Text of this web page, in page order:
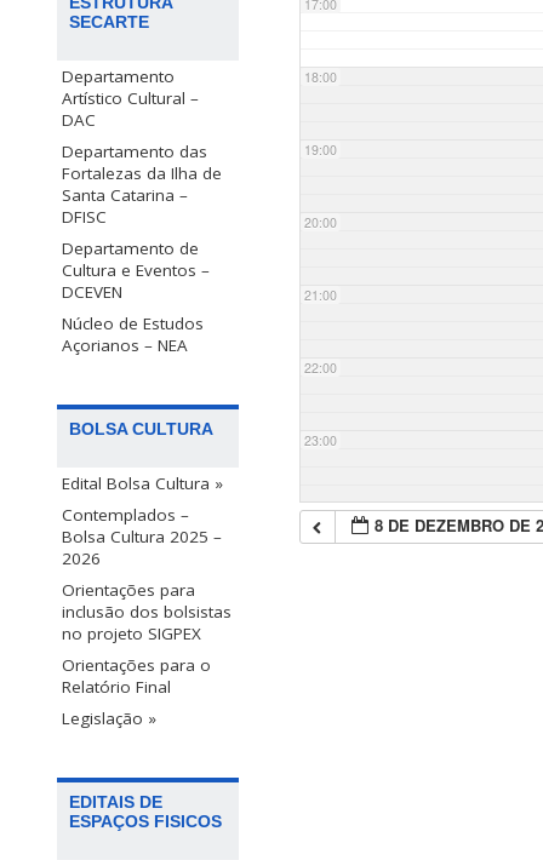
SECARTE
Departamento
Artístico Cultural –
DAC
Departamento das
Fortalezas da Ilha de
Santa Catarina –
DFISC
Departamento de
Cultura e Eventos –
DCEVEN
Núcleo de Estudos
Açorianos – NEA
BOLSA CULTURA
Edital Bolsa Cultura »
Contemplados –
Bolsa Cultura 2025 –
2026
Orientações para
inclusão dos bolsistas
no projeto SIGPEX
Orientações para o
Relatório Final
Legislação »
EDITAIS DE
ESPAÇOS FISICOS
17:00
18:00
19:00
20:00
21:00
22:00
23:00
8 DE DEZEMBRO DE